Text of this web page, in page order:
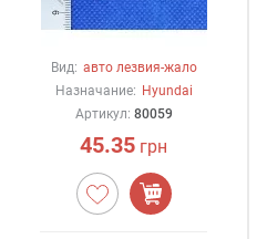
Вид: авто лезвия-жало
Назначание: Hyundai
Артикул: 80059
45.35 грн